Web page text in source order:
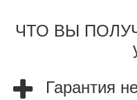
ЧТО ВЫ
Гарантия